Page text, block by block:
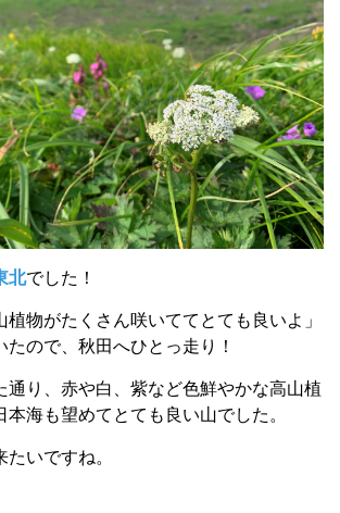
北でした！
植物がたくさん咲いててとても良いよ」
たので、秋田へひとっ走り！
通り、赤や白、紫など色鮮やかな高山植
海も望めてとても良い山でした。
いですね。